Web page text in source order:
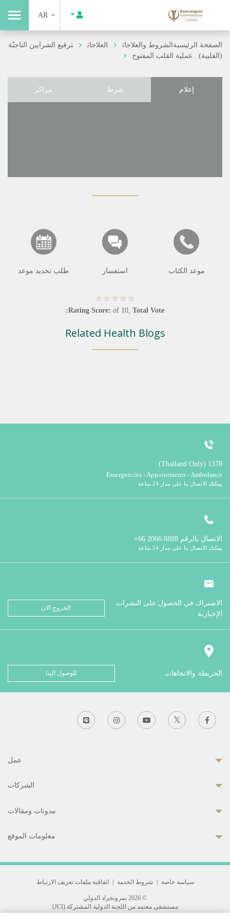
AR
الصفحة الرئيسيةالشروط والعلاجات العلاجات
ترقيع الشرايين التاجيّة
(القلبية) : عملية القلب المفتوح
إعلام شرط مراكز
موعد الكتاب استفسار طلب تحديد موعد
Rating Score: of 10, Total Vote:
Related Health Blogs
1378 (Thailand Only)
Emergencies - Appointments - Ambulance
يمكنك الاتصال بنا على مدار 24 ساعة
الاتصال بالرقم
يمكنك الاتصال بنا على مدار 24 ساعة
الاشتراك في الحصول على النشرات
الإخبارية
الخروج الان
الخريطة والاتجاهات للوصول الينا
عمل
الشركات
مدونات ومقالات
معلومات الموقع
سياسة خاصة شروط الخدمة اتفاقية ملفات تعريف الارتباط
© 2026 بمرونجراد الدولي
مستشفى معتمد من اللجنة الدولية المشتركة (JCI)